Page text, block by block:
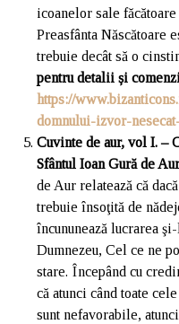
icoanelor sale
Preasfânta Născătoare
trebuie decât să o
pentru detalii și comenzi
https://
domnului-izvor-
Cuvinte de aur, vol I. –
Sfântul Ioan Gură de
de Aur relatează că
trebuie însoţită de
încununează lucrarea
Dumnezeu, Cel ce ne
stare. Începând cu
că atunci când toate
sunt nefavorabile,